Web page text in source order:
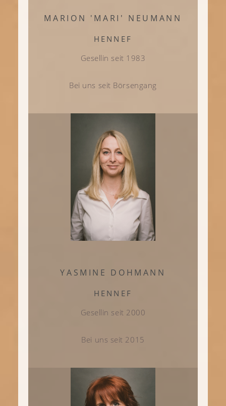
MARION 'MARI' NEUMANN
HENNEF
Gesellin seit 1983
Bei uns seit Börsengang
YASMINE DOHMANN
HENNEF
Gesellin seit 2000
Bei uns seit 2015